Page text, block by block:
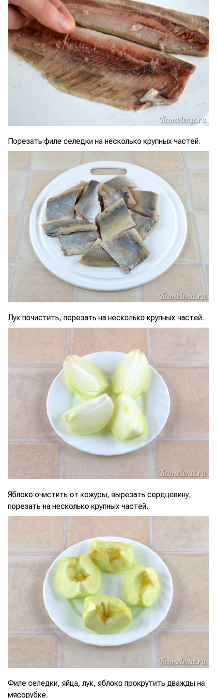
Порезать филе селедки на несколько крупных частей.
Лук почистить, порезать на несколько крупных частей.
Яблоко очистить от кожуры, вырезать сердцевину,
порезать на несколько крупных частей.
Филе селедки, яйца, лук, яблоко прокрутить дважды на
мясорубке.